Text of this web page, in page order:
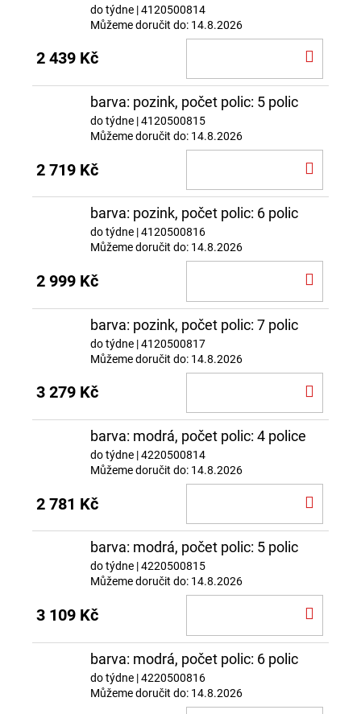
do týdne | 4120500814
Můžeme doručit do: 14.8.2026
2 439 Kč
barva: pozink, počet polic: 5 polic
do týdne | 4120500815
Můžeme doručit do: 14.8.2026
2 719 Kč
barva: pozink, počet polic: 6 polic
do týdne | 4120500816
Můžeme doručit do: 14.8.2026
2 999 Kč
barva: pozink, počet polic: 7 polic
do týdne | 4120500817
Můžeme doručit do: 14.8.2026
3 279 Kč
barva: modrá, počet polic: 4 police
do týdne | 4220500814
Můžeme doručit do: 14.8.2026
2 781 Kč
barva: modrá, počet polic: 5 polic
do týdne | 4220500815
Můžeme doručit do: 14.8.2026
3 109 Kč
barva: modrá, počet polic: 6 polic
do týdne | 4220500816
Můžeme doručit do: 14.8.2026